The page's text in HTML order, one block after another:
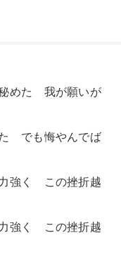
めた 我が願いが
でも悔やんでば
強く この挫折越
強く この挫折越